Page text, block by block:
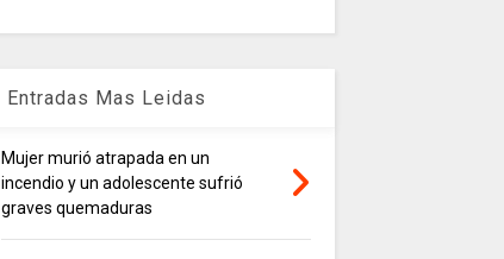
Entradas Mas Leidas
Mujer murió atrapada en un
incendio y un adolescente sufrió
graves quemaduras